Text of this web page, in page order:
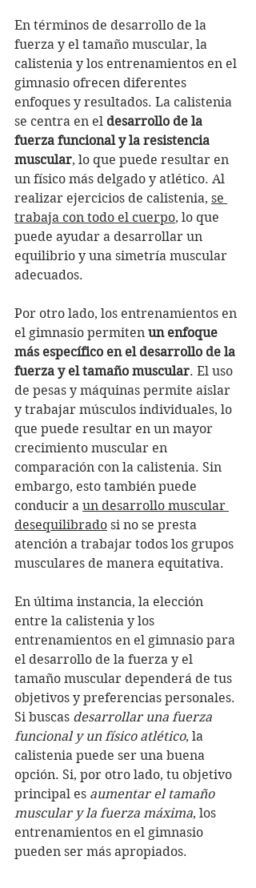
En términos de desarrollo de la
fuerza y el tamaño muscular, la
calistenia y los entrenamientos en el
gimnasio ofrecen diferentes
enfoques y resultados. La calistenia
se centra en el desarrollo de la
fuerza funcional y la resistencia
muscular, lo que puede resultar en
un físico más delgado y atlético. Al
realizar ejercicios de calistenia, se
trabaja con todo el cuerpo, lo que
puede ayudar a desarrollar un
equilibrio y una simetría muscular
adecuados.
Por otro lado, los entrenamientos en
el gimnasio permiten un enfoque
más específico en el desarrollo de la
fuerza y el tamaño muscular. El uso
de pesas y máquinas permite aislar
y trabajar músculos individuales, lo
que puede resultar en un mayor
crecimiento muscular en
comparación con la calistenia. Sin
embargo, esto también puede
conducir a un desarrollo muscular
desequilibrado si no se presta
atención a trabajar todos los grupos
musculares de manera equitativa.
En última instancia, la elección
entre la calistenia y los
entrenamientos en el gimnasio para
el desarrollo de la fuerza y el
tamaño muscular dependerá de tus
objetivos y preferencias personales.
Si buscas desarrollar una fuerza
funcional y un físico atlético, la
calistenia puede ser una buena
opción. Si, por otro lado, tu objetivo
principal es aumentar el tamaño
muscular y la fuerza máxima, los
entrenamientos en el gimnasio
pueden ser más apropiados.